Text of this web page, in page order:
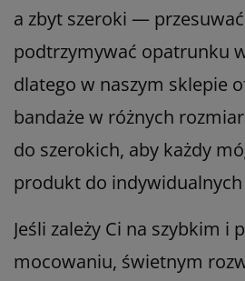
a zbyt szeroki —
podtrzymywać opatrunku
dlatego w naszym sklepie
bandaże w różnych
do szerokich, aby każdy
produkt do
Jeśli zależy Ci na szybkim i
mocowaniu, świetnym